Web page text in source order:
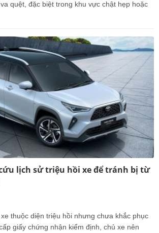
quệt, đặc biệt trong khu vực chật hẹp hoặc
lịch sử triệu hồi xe để tránh bị từ
thuộc diện triệu hồi nhưng chưa khắc phục
giấy chứng nhận kiểm định, chủ xe nên